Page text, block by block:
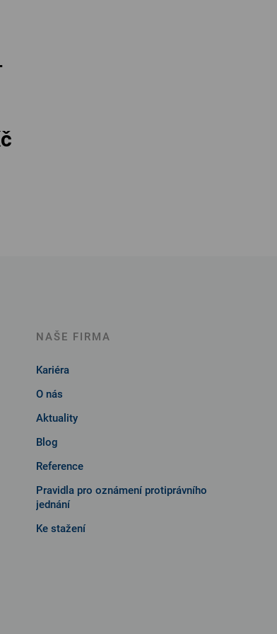
NAŠE FIRMA
Kariéra
O nás
Aktuality
Blog
Reference
Pravidla pro oznámení protiprávního
jednání
Ke stažení